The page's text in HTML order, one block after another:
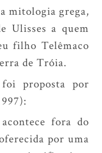
mitologia grega,
Ulisses a quem
filho Telêmaco
de Tróia.
proposta por
fora do
por uma